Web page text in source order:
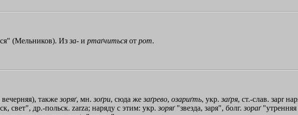
(Мельников). Из за- и ртаґчиться от рот.
также зоряґ, мн. зоґри, сюда же заґрево, озариґть, укр. заґря, ст.-слав. зарr
свет", др.-польск. zarza; наряду с этим: укр. зоряґ"звезда, заря", болг. зораґ"утренняя